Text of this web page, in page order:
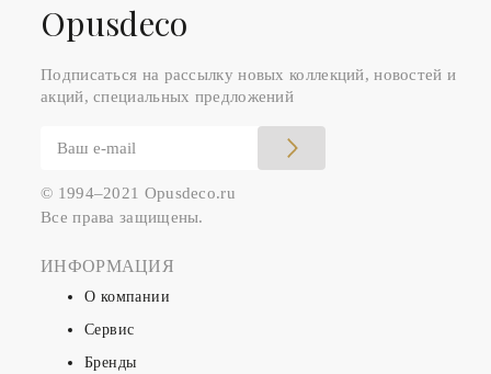
Оpusdeco
Подписаться на рассылку новых коллекций, новостей и
акций, специальных предложений
© 1994–2021 Opusdeco.ru
Все права защищены.
ИНФОРМАЦИЯ
О компании
Сервис
Бренды